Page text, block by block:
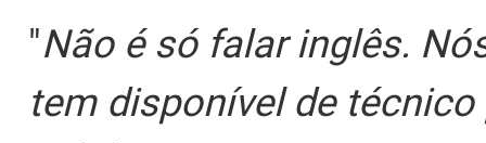
"Não é só falar inglês.
tem disponível de